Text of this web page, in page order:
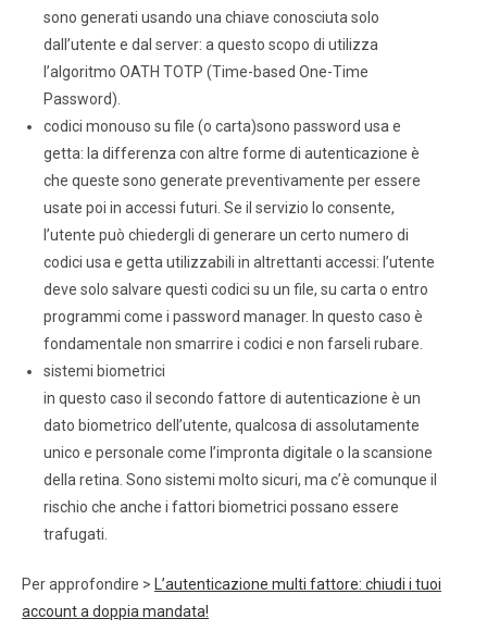
sono generati usando una chiave conosciuta solo
dall’utente e dal server: a questo scopo di utilizza
l’algoritmo OATH TOTP (Time-based One-Time
Password).
codici monouso su file (o carta)sono password usa e
getta: la differenza con altre forme di autenticazione è
che queste sono generate preventivamente per essere
usate poi in accessi futuri. Se il servizio lo consente,
l’utente può chiedergli di generare un certo numero di
codici usa e getta utilizzabili in altrettanti accessi: l’utente
deve solo salvare questi codici su un file, su carta o entro
programmi come i password manager. In questo caso è
fondamentale non smarrire i codici e non farseli rubare.
sistemi biometrici
in questo caso il secondo fattore di autenticazione è un
dato biometrico dell’utente, qualcosa di assolutamente
unico e personale come l’impronta digitale o la scansione
della retina. Sono sistemi molto sicuri, ma c’è comunque il
rischio che anche i fattori biometrici possano essere
trafugati.
Per approfondire > L’autenticazione multi fattore: chiudi i tuoi
account a doppia mandata!